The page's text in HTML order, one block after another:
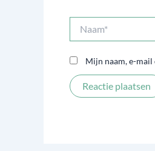
Mijn naam, e-mail